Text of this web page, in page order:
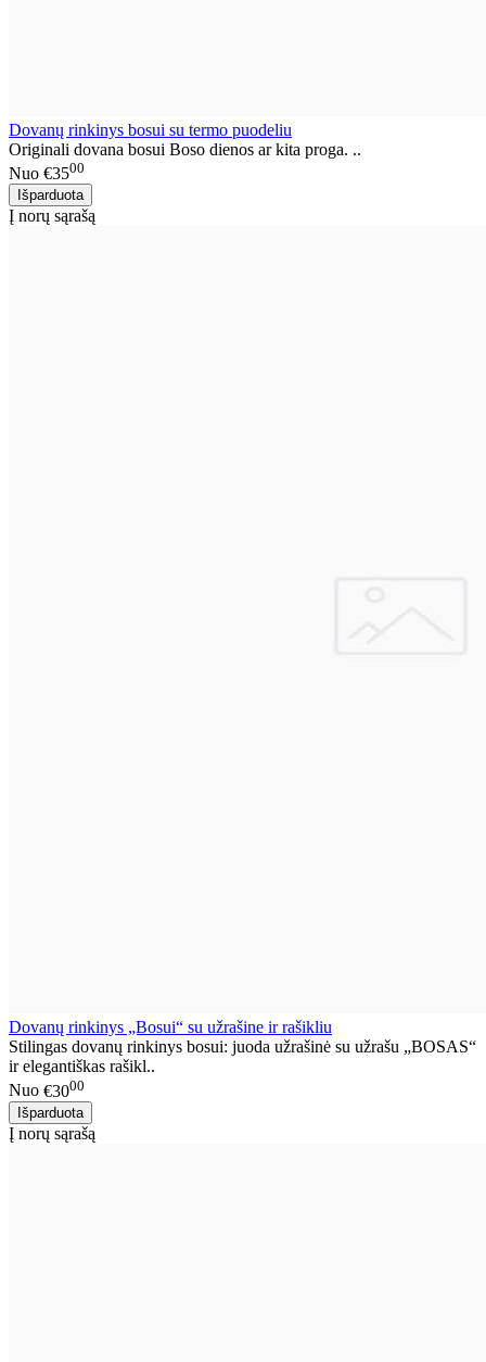
Dovanų rinkinys bosui su termo puodeliu
Originali dovana bosui Boso dienos ar kita proga. ..
Nuo €3500
Į norų sąrašą
Dovanų rinkinys „Bosui“ su užrašine ir rašikliu
Stilingas dovanų rinkinys bosui: juoda užrašinė su užrašu „BOSAS“
ir elegantiškas rašikl..
Nuo €3000
Į norų sąrašą